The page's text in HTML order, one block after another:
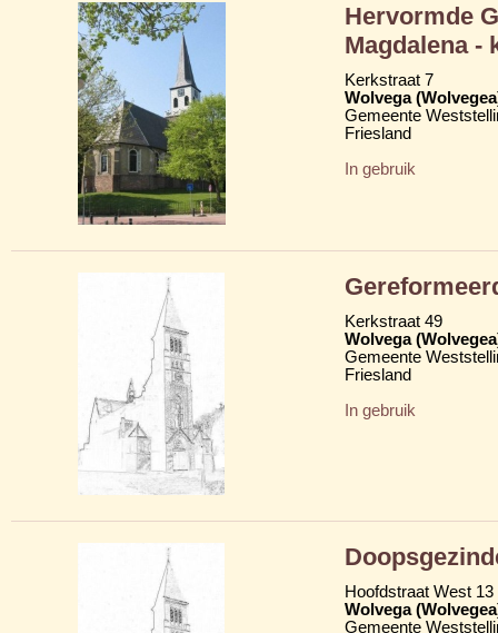
Hervormde
Magdalena -
Kerkstraat 7
Wolvega
Gemeente
Friesland
In gebruik
Kerkstraat 49
Wolvega
Gemeente
Friesland
In gebruik
Hoofdstraat West 13
Wolvega
Gemeente